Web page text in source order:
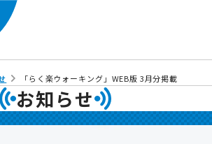
「らく楽ウォーキング」WEB版 3月分掲載
お知らせ